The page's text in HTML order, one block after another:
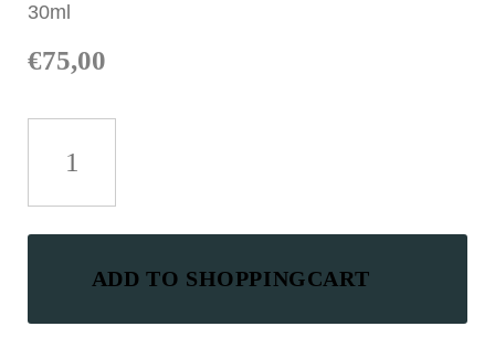
30ml
€75,00
Skin
aantal
ADD TO SHOPPINGCART